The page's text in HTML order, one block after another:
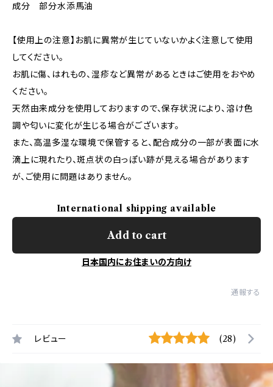
成分 部分水添馬油
【使用上の注意】お肌に異常が生じていないかよく注意して使用
してください。
お肌に傷、はれもの、湿疹など異常があるときはご使用をおやめ
ください。
天然由来成分を使用しておりますので、保存状況により、溶け色
調や匂いに変化が生じる場合がございます。
また、高温多湿な環境で保管すると、配合成分の一部が表面に水
滴上に現れたり、斑点状の白っぽい跡が見える場合があります
が、ご使用に問題はありません。
International shipping available
Add to cart
日本国内にお住まいの方向け
通報する
レビュー (28)